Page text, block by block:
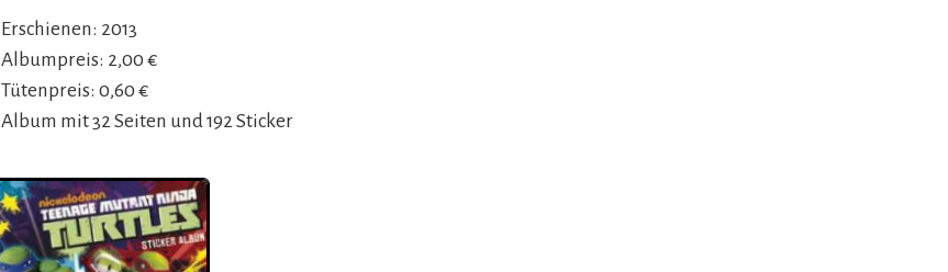
Erschienen: 2013
Albumpreis: 2,00 €
Tütenpreis: 0,60 €
Album mit 32 Seiten und 192 Sticker